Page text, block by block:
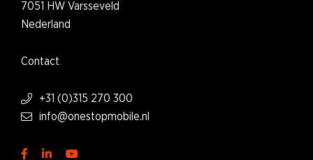
7051 HW Varsseveld
Nederland
Contact
+31 (0)315 270 300
info@onestopmobile.nl